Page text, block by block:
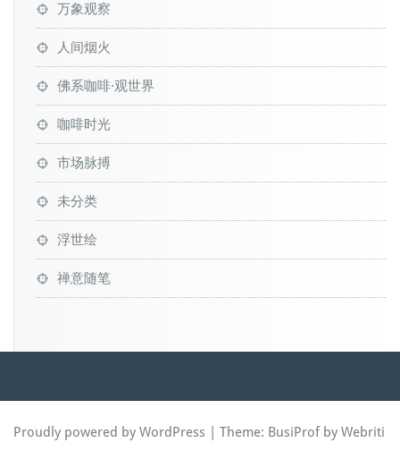
万象观察
人间烟火
佛系咖啡·观世界
咖啡时光
市场脉搏
未分类
浮世绘
禅意随笔
Proudly powered by WordPress | Theme: BusiProfby Webriti